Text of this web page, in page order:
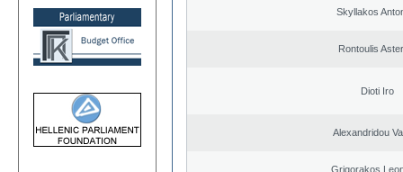
Skyllakos
Rontoulis
Dioti Iro
Alexandridou
Grigorakos